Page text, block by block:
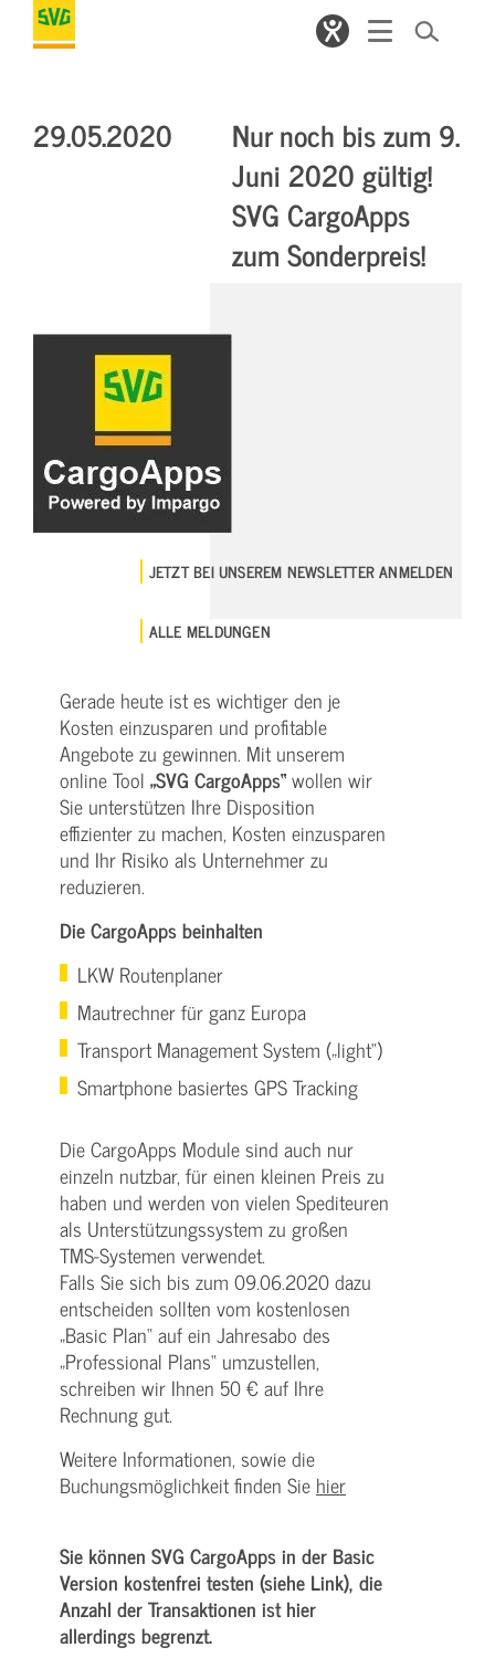
29.05.2020
Nur noch bis zum 9.
Juni 2020 gültig!
SVG CargoApps
zum Sonderpreis!
JETZT BEI UNSEREM NEWSLETTER ANMELDEN
ALLE MELDUNGEN
Gerade heute ist es wichtiger den je
Kosten einzusparen und profitable
Angebote zu gewinnen. Mit unserem
online Tool „SVG CargoApps“wollen wir
Sie unterstützen Ihre Disposition
effizienter zu machen, Kosten einzusparen
und Ihr Risiko als Unternehmer zu
reduzieren.
Die CargoApps beinhalten
LKW Routenplaner
Mautrechner für ganz Europa
Transport Management System („light“)
Smartphone basiertes GPS Tracking
Die CargoApps Module sind auch nur
einzeln nutzbar, für einen kleinen Preis zu
haben und werden von vielen Spediteuren
als Unterstützungssystem zu großen
TMS-Systemen verwendet.
Falls Sie sich bis zum 09.06.2020 dazu
entscheiden sollten vom kostenlosen
„Basic Plan“ auf ein Jahresabo des
„Professional Plans“ umzustellen,
schreiben wir Ihnen 50 € auf Ihre
Rechnung gut.
Weitere Informationen, sowie die
Buchungsmöglichkeit finden Sie hier
Sie können SVG CargoApps in der Basic
Version kostenfrei testen (siehe Link), die
Anzahl der Transaktionen ist hier
allerdings begrenzt.